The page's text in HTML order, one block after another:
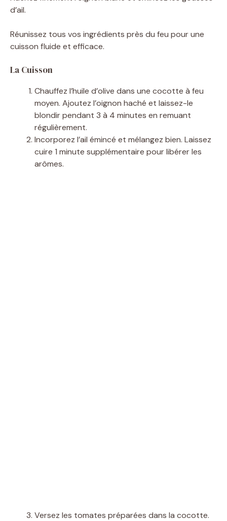
d’ail.
Réunissez tous vos ingrédients près du feu pour une
cuisson fluide et efficace.
La Cuisson
Chauffez l’huile d’olive dans une cocotte à feu
moyen. Ajoutez l’oignon haché et laissez-le
blondir pendant 3 à 4 minutes en remuant
régulièrement.
Incorporez l’ail émincé et mélangez bien. Laissez
cuire 1 minute supplémentaire pour libérer les
arômes.
Versez les tomates préparées dans la cocotte.